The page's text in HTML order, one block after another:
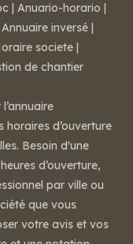
| Anuario-horario |
Annuaire inversé |
societe |
de chantier
d’ouverture
Besoin d'une
d’ouverture,
par ville ou
que vous
votre avis et vos